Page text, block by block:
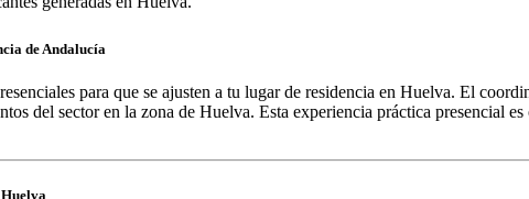
de Andalucía
para que se ajusten a tu lugar de residencia en Huelva. El
del sector en la zona de Huelva. Esta experiencia práctica presencial
Huelva